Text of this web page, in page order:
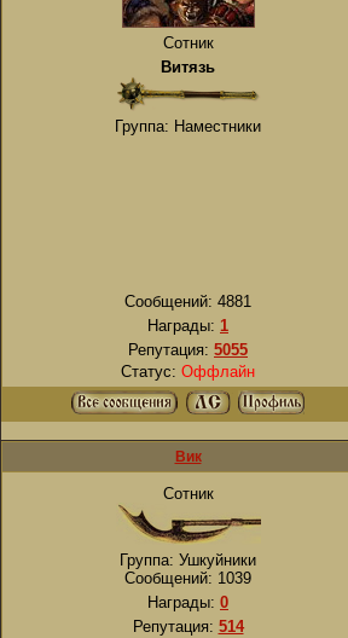
Сотник
Витязь
Группа: Наместники
Сообщений: 4881
Награды: 1
Репутация: 5055
Статус: Оффлайн
Вик
Сотник
Группа: Ушкуйники
Сообщений: 1039
Награды: 0
Репутация: 514